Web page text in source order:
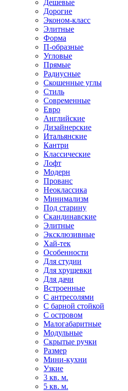
Дешевые
Дорогие
Эконом-класс
Элитные
Форма
П-образные
Угловые
Прямые
Радиусные
Скошенные углы
Стиль
Современные
Евро
Английские
Дизайнерские
Итальянские
Кантри
Классические
Лофт
Модерн
Прованс
Неоклассика
Минимализм
Под старину
Скандинавские
Элитные
Эксклюзивные
Хай-тек
Особенности
Для студии
Для хрущевки
Для дачи
Встроенные
С антресолями
С барной стойкой
С островом
Малогабаритные
Модульные
Скрытые ручки
Размер
Мини-кухни
Узкие
3 кв. м.
5 кв. м.